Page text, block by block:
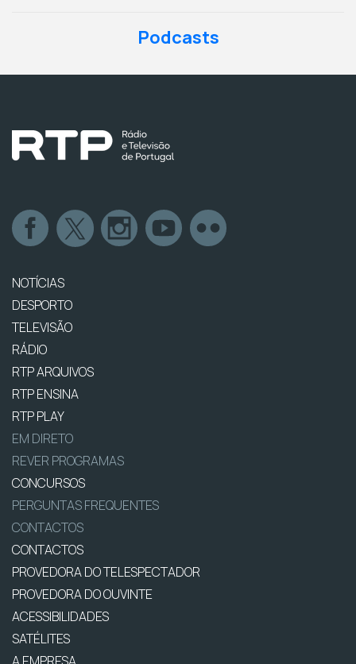
Podcasts
NOTÍCIAS
DESPORTO
TELEVISÃO
RÁDIO
RTP ARQUIVOS
RTP ENSINA
RTP PLAY
EM DIRETO
REVER PROGRAMAS
CONCURSOS
PERGUNTAS FREQUENTES
CONTACTOS
CONTACTOS
PROVEDORA DO TELESPECTADOR
PROVEDORA DO OUVINTE
ACESSIBILIDADES
SATÉLITES